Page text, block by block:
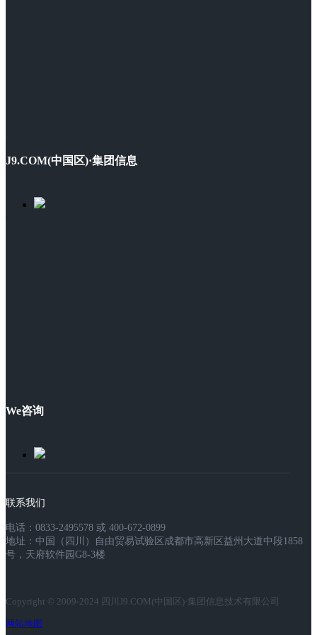
J9.COM(中国区)·集团信息
We咨询
联系我们
电话：0833-2495578 或 400-672-0899
地址：中国（四川）自由贸易试验区成都市高新区益州大道中段1858
号，天府软件园G8-3楼
Copyright © 2009-2024 四川J9.COM(中国区)·集团信息技术有限公司
网站地图